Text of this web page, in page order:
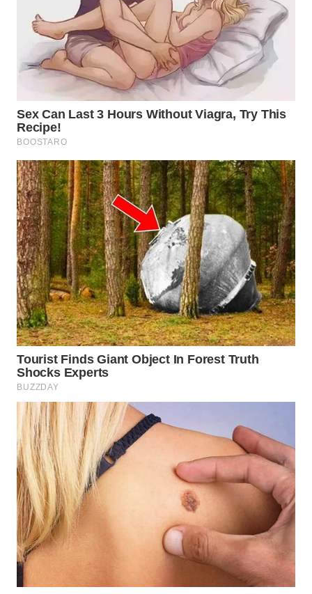
BOGOR
DEPOK
WN
TAPANULI
UTARA
WN
SAMOSIR
WN
PADANG
LAWAS
WN
SUMEDANG
WN
CIANJUR
WN
KEPULAUAN
SERIBU
WN
TANGERANG
WN
BINJAI
WN